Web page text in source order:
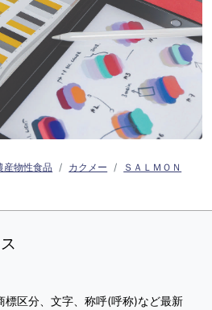
産物性食品 カクメー
ＳＡＬＭＯＮ
標区分、文字、称呼(呼称)など最新